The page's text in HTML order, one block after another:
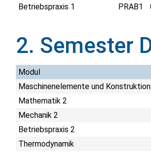
Betriebspraxis 1
PRAB1
2. Semester
Modul
Maschinenelemente und Konstruktion
Mathematik 2
Mechanik 2
Betriebspraxis 2
Thermodynamik